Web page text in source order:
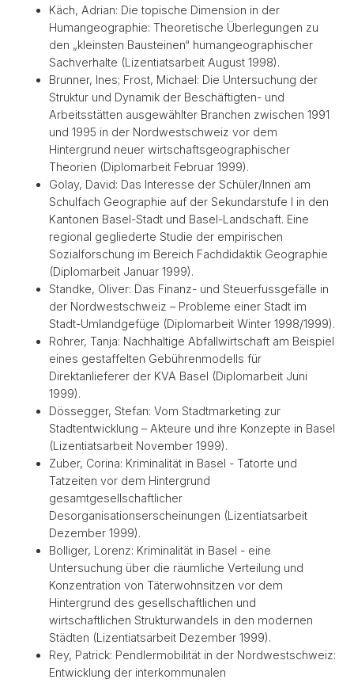
Käch, Adrian: Die topische Dimension in der
Humangeographie: Theoretische Überlegungen zu
den „kleinsten Bausteinen“ humangeographischer
Sachverhalte (Lizentiatsarbeit August 1998).
Brunner, Ines; Frost, Michael: Die Untersuchung der
Struktur und Dynamik der Beschäftigten- und
Arbeitsstätten ausgewählter Branchen zwischen 1991
und 1995 in der Nordwestschweiz vor dem
Hintergrund neuer wirtschaftsgeographischer
Theorien (Diplomarbeit Februar 1999).
Golay, David: Das Interesse der Schüler/Innen am
Schulfach Geographie auf der Sekundarstufe I in den
Kantonen Basel-Stadt und Basel-Landschaft. Eine
regional gegliederte Studie der empirischen
Sozialforschung im Bereich Fachdidaktik Geographie
(Diplomarbeit Januar 1999).
Standke, Oliver: Das Finanz- und Steuerfussgefälle in
der Nordwestschweiz – Probleme einer Stadt im
Stadt-Umlandgefüge (Diplomarbeit Winter 1998/1999).
Rohrer, Tanja: Nachhaltige Abfallwirtschaft am Beispiel
eines gestaffelten Gebührenmodells für
Direktanlieferer der KVA Basel (Diplomarbeit Juni
1999).
Dössegger, Stefan: Vom Stadtmarketing zur
Stadtentwicklung – Akteure und ihre Konzepte in Basel
(Lizentiatsarbeit November 1999).
Zuber, Corina: Kriminalität in Basel - Tatorte und
Tatzeiten vor dem Hintergrund
gesamtgesellschaftlicher
Desorganisationserscheinungen (Lizentiatsarbeit
Dezember 1999).
Bolliger, Lorenz: Kriminalität in Basel - eine
Untersuchung über die räumliche Verteilung und
Konzentration von Täterwohnsitzen vor dem
Hintergrund des gesellschaftlichen und
wirtschaftlichen Strukturwandels in den modernen
Städten (Lizentiatsarbeit Dezember 1999).
Rey, Patrick: Pendlermobilität in der Nordwestschweiz:
Entwicklung der interkommunalen